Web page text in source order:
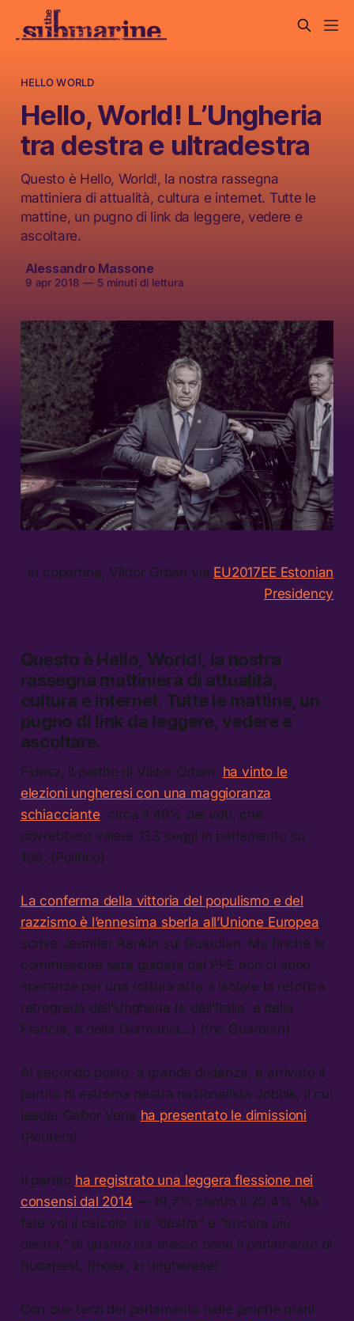
HELLO WORLD
Hello, World! L’Ungheria
tra destra e ultradestra
Questo è Hello, World!, la nostra rassegna
mattiniera di attualità, cultura e internet. Tutte le
mattine, un pugno di link da leggere, vedere e
ascoltare.
Alessandro Massone
9 apr 2018 —5 minuti di lettura
in copertina, Viktor Orban via EU2017EE Estonian
Presidency
Questo è Hello, World!, la nostra
rassegna mattiniera di attualità,
cultura e internet. Tutte le mattine, un
pugno di link da leggere, vedere e
ascoltare.
Fidesz, il partito di Viktor Orban, ha vinto le
elezioni ungheresi con una maggioranza
schiacciante: circa il 49% dei voti, che
dovrebbero valere 133 seggi in parlamento su
199. (Politico)
La conferma della vittoria del populismo e del
razzismo è l’ennesima sberla all’Unione Europea
scrive Jennifer Rankin sul Guardian. Ma finché la
commissione sarà guidata dal PPE non ci sono
speranze per una rottura atta a isolare la retorica
retrograda dell’Ungheria (e dell’Italia, e della
Francia, e della Germania…) (the Guardian)
Al secondo posto, a grande distanza, è arrivato il
partito di estrema destra nazionalista Jobbik, il cui
leader Gabor Vona ha presentato le dimissioni.
(Reuters)
Il partito ha registrato una leggera flessione nei
consensi dal 2014 — 19,7% contro il 20,4%. Ma
fate voi il calcolo, tra “destra” e “ancora più
destra,” di quanto sta messo bene il parlamento di
Budapest. (Index, in ungherese)
Con due terzi del parlamento nelle proprie mani